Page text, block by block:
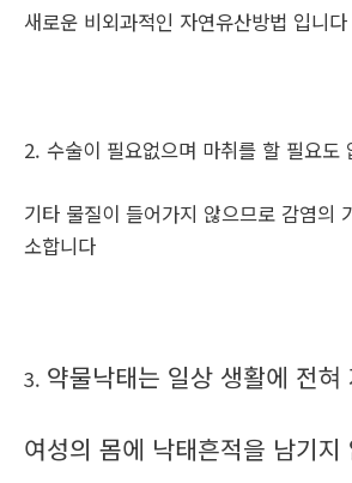
새로운 비외과적인 자연유산방법 입니다
2. 수술이 필요없으며 마취를 할 필요도
기타 물질이 들어가지 않으므로 감염의
소합니다
3. 약물낙태는 일상 생활에 전혀
여성의 몸에 낙태흔적을 남기지